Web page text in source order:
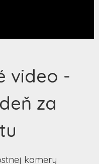
video -
za
kamery